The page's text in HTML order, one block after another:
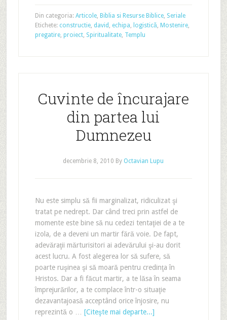
Din categoria: Articole, Biblia si Resurse Biblice, Seriale
Etichete: constructie, david , echipa, logistică, Mostenire,
pregatire, proiect, Spiritualitate, Templu
Cuvinte de încurajare
din partea lui
Dumnezeu
decembrie 8, 2010 By Octavian Lupu
Nu este simplu să fii marginalizat, ridiculizat şi
tratat pe nedrept. Dar când treci prin astfel de
momente este bine să nu cedezi tentaţiei de a te
izola, de a deveni un martir fără voie. De fapt,
adevăraţii mărturisitori ai adevărului şi-au dorit
acest lucru. A fost alegerea lor să sufere, să
poarte ruşinea şi să moară pentru credinţa în
Hristos. Dar a fi făcut martir, a te lăsa în seama
împrejurărilor, a te complace într-o situaţie
dezavantajoasă acceptând orice înjosire, nu
reprezintă o … [Citeşte mai departe...]